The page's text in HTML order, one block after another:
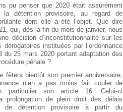
pu penser que 2020 était assurément
la détention provisoire, au regard de
dont elle a été l’objet. Que dire
qui, dès la fin du mois de janvier, nous
décision d’inconstitutionnalité sur les
dérogatoires instituées par l’ordonnance
du 25 mars 2020 portant adaptation des
pénale ?
fêtera bientôt son premier anniversaire,
n’en a pas moins fait couler de
particulier son article 16. Celui-ci
prolongation de plein droit des délais
de détention provisoire à partir du